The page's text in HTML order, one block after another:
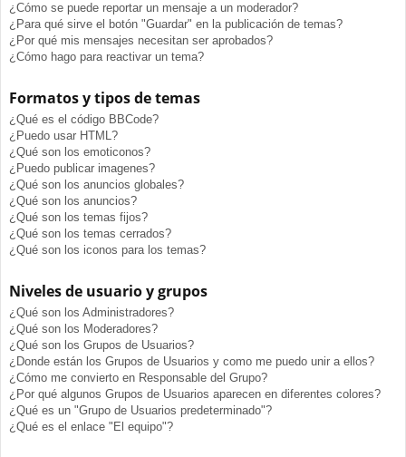
¿Cómo se puede reportar un mensaje a un moderador?
¿Para qué sirve el botón "Guardar" en la publicación de temas?
¿Por qué mis mensajes necesitan ser aprobados?
¿Cómo hago para reactivar un tema?
Formatos y tipos de temas
¿Qué es el código BBCode?
¿Puedo usar HTML?
¿Qué son los emoticonos?
¿Puedo publicar imagenes?
¿Qué son los anuncios globales?
¿Qué son los anuncios?
¿Qué son los temas fijos?
¿Qué son los temas cerrados?
¿Qué son los iconos para los temas?
Niveles de usuario y grupos
¿Qué son los Administradores?
¿Qué son los Moderadores?
¿Qué son los Grupos de Usuarios?
¿Donde están los Grupos de Usuarios y como me puedo unir a ellos?
¿Cómo me convierto en Responsable del Grupo?
¿Por qué algunos Grupos de Usuarios aparecen en diferentes colores?
¿Qué es un "Grupo de Usuarios predeterminado"?
¿Qué es el enlace "El equipo"?